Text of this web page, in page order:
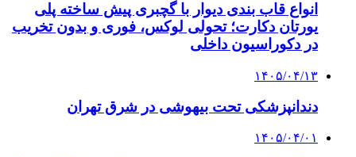
انواع قاب بندی دیوار با گچبری پیش ساخته پلی
یورتان دکارت؛ تحولی لوکس، فوری و بدون تخریب
در دکوراسیون داخلی
۱۴۰۵/۰۴/۱۳
دندانپزشکی تحت بیهوشی در شرق تهران
۱۴۰۵/۰۴/۰۱